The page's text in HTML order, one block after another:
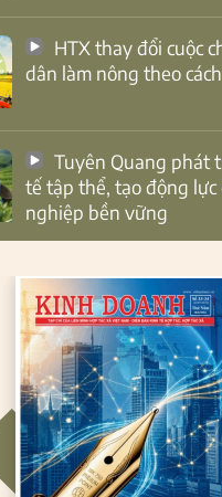
dân làm nông theo
tế tập thể, tạo động lực
nghiệp bền vững